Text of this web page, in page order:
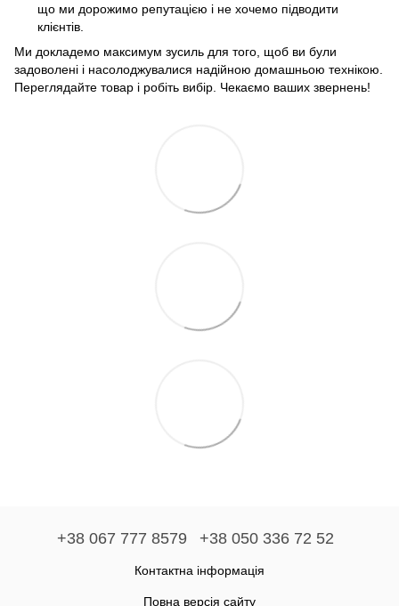
що ми дорожимо репутацією і не хочемо підводити
клієнтів.
Ми докладемо максимум зусиль для того, щоб ви були
задоволені і насолоджувалися надійною домашньою технікою.
Переглядайте товар і робіть вибір. Чекаємо ваших звернень!
+38 067 777 8579 +38 050 336 72 52
Контактна інформація
Повна версія сайту